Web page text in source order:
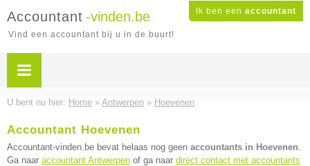
Ik ben een accountant
Accountant -vinden.be
Vind een accountant bij u in de buurt!
U bent nu hier: Home » Antwerpen » Hoevenen
Accountant Hoevenen
Accountant-vinden.be bevat helaas nog geen accountants in Hoevenen.
Ga naar accountant Antwerpen of ga naar direct contact met accountants